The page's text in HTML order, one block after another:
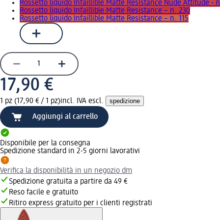
Rossetto liquido Infaillible Matte Resistance Nude Attitude -
Rossetto liquido Infaillible Matte Resistance – n. 230
Rossetto liquido Infaillible Matte Resistance – n. 115
17,90 €
1 pz (17,90 € / 1 pz)incl. IVA escl. spedizione
Aggiungi al carrello
Disponibile per la consegna
Spedizione standard in 2-5 giorni lavorativi
Verifica la disponibilità in un negozio dm
Spedizione gratuita a partire da 49 €
Reso facile e gratuito
Ritiro express gratuito per i clienti registrati